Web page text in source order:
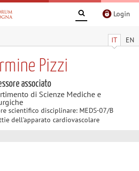
Login
IT EN
Pizzi
associato
di Scienze Mediche e
scientifico disciplinare: MEDS-07/B
dell'apparato cardiovascolare